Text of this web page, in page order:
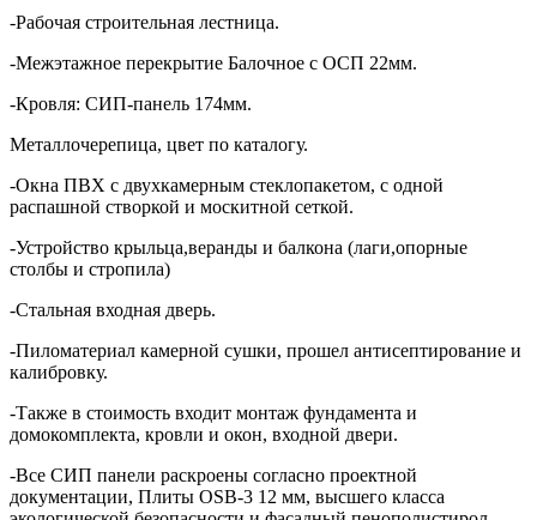
-Рабочая строительная лестница.
-Межэтажное перекрытие Балочное с ОСП 22мм.
-Кровля: СИП-панель 174мм.
Металлочерепица, цвет по каталогу.
-Окна ПВХ с двухкамерным стеклопакетом, с одной
распашной створкой и москитной сеткой.
-Устройство крыльца,веранды и балкона (лаги,опорные
столбы и стропила)
-Стальная входная дверь.
-Пиломатериал камерной сушки, прошел антисептирование и
калибровку.
-Также в стоимость входит монтаж фундамента и
домокомплекта, кровли и окон, входной двери.
-Все СИП панели раскроены согласно проектной
документации, Плиты OSB-3 12 мм, высшего класса